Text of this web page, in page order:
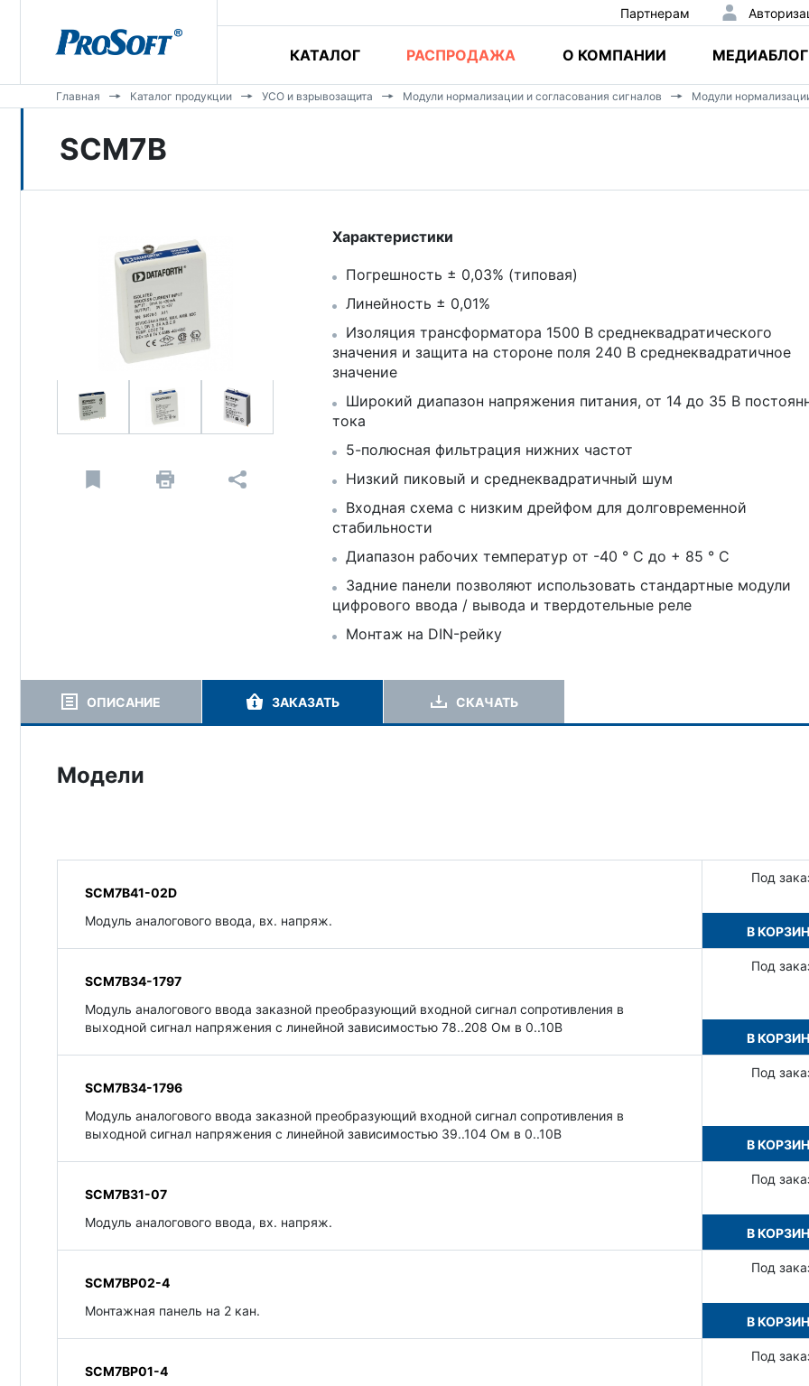
Партнерам
КАТАЛОГ РАСПРОДАЖА О КОМПАНИИ МЕДИАБЛОГ
Главная Каталог продукции УСО и взрывозащита Модули нормализации и согласования сигналов Модули
SCM7B
Характеристики
Погрешность ± 0,03% (типовая)
Линейность ± 0,01%
Изоляция трансформатора 1500 В среднеквадратического
значения и защита на стороне поля 240 В среднеквадратичное
значение
Широкий диапазон напряжения питания, от 14 до 35 В
тока
5-полюсная фильтрация нижних частот
Низкий пиковый и среднеквадратичный шум
Входная схема с низким дрейфом для долговременной
стабильности
Диапазон рабочих температур от -40 ° C до + 85 ° C
Задние панели позволяют использовать стандартные модули
цифрового ввода / вывода и твердотельные реле
Монтаж на DIN-рейку
ОПИСАНИЕ ЗАКАЗАТЬ СКАЧАТЬ
Модели
SCM7B41-02D
Модуль аналогового ввода, вх. напряж.
Под
В
SCM7B34-1797
Модуль аналогового ввода заказной преобразующий входной сигнал сопротивления в
выходной сигнал напряжения с линейной зависимостью 78..208 Ом в 0..10В
Под
В
SCM7B34-1796
Модуль аналогового ввода заказной преобразующий входной сигнал сопротивления в
выходной сигнал напряжения с линейной зависимостью 39..104 Ом в 0..10В
Под
В
SCM7B31-07
Модуль аналогового ввода, вх. напряж.
Под
В
SCM7BP02-4
Монтажная панель на 2 кан.
Под
В
SCM7BP01-4
Под